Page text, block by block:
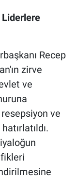
Liderlere
Recep
zirve
ve
ve